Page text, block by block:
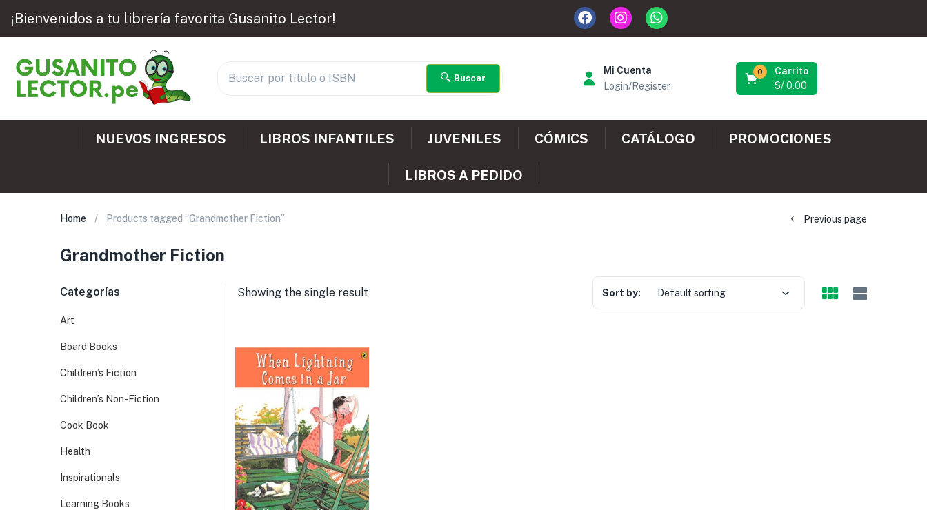
¡Bienvenidos a tu librería favorita Gusanito Lector!
Buscar
Mi Cuenta
Login/Register
Carrito
0
S/0.00
NUEVOS INGRESOS LIBROS INFANTILES JUVENILES CÓMICS CATÁLOGO PROMOCIONES
LIBROS A PEDIDO
Home Products tagged “Grandmother Fiction” Previous page
Grandmother Fiction
Showing the single result Sort by: Default sorting
Categorías
Art
Board Books
Children’s Fiction
Children’s Non-Fiction
Cook Book
Health
Inspirationals
Learning Books